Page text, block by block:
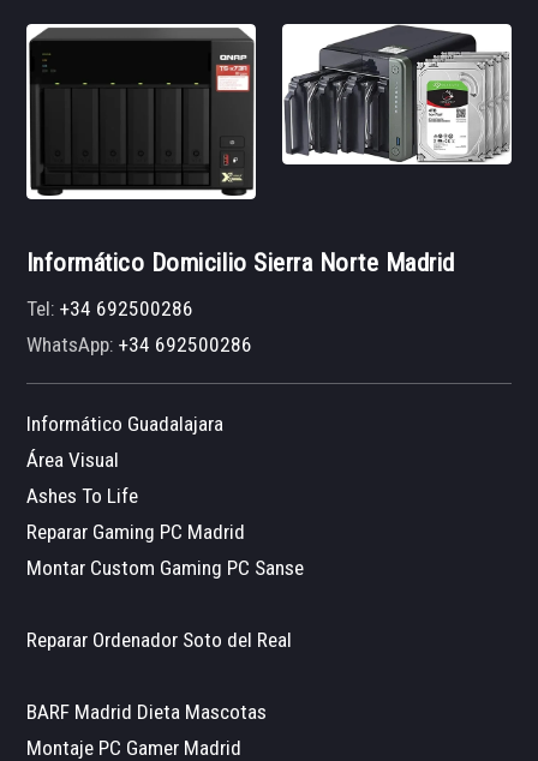
Informático Domicilio Sierra Norte Madrid
Tel:+34 692500286
WhatsApp:+34 692500286
Informático Guadalajara
Área Visual
Ashes To Life
Reparar Gaming PC Madrid
Montar Custom Gaming PC Sanse
Reparar Ordenador Soto del Real
BARF Madrid Dieta Mascotas
Montaje PC Gamer Madrid